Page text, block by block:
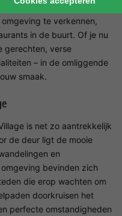
je echter zin hebben
te verkennen,
in de buurt. Of je nu
gerechten, verse
– in de omliggende
smaak.
is net zo aantrekkelijk
de deur ligt de mooie
en
bevinden zich
die erop wachten om
doorkruisen het
perfecte omstandigheden